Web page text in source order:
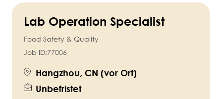
Lab Operation Specialist
Food Safety & Quality
Job ID:77006
Hangzhou, CN (vor Ort)
Unbefristet